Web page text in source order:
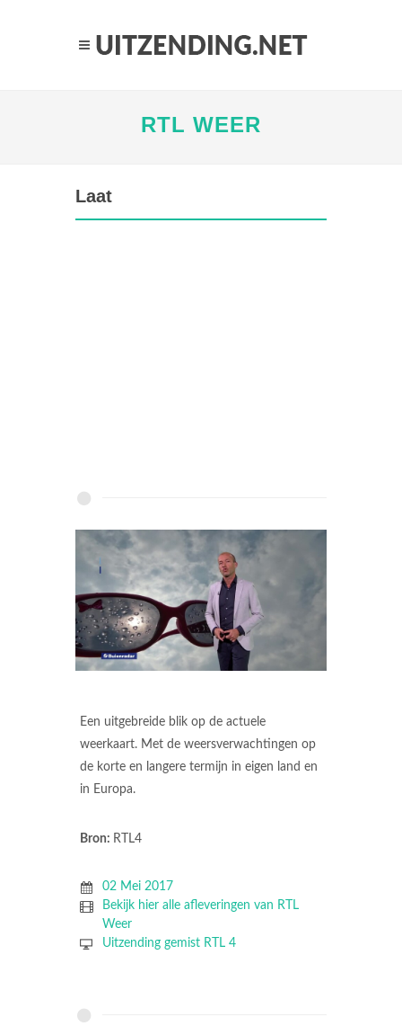
RTL WEER
Laat
Een uitgebreide blik op de actuele
weerkaart. Met de weersverwachtingen op
de korte en langere termijn in eigen land en
in Europa.
Bron: RTL4
02 Mei 2017
Bekijk hier alle afleveringen van RTL
Weer
Uitzending gemist RTL 4